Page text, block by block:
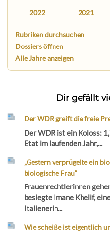
2022 2021
Rubriken durchsuchen
Dossiers öffnen
Alle Jahre anzeigen
Dir gefällt
Der WDR greift die freie
Der WDR ist ein Koloss:
Etat im laufenden Jahr,...
„Gestern verprügelte ein
biologische Frau“
Frauenrechtlerinnen
besiegte Imane Khelif,
Italienerin...
Wie scheiße ist eigentlich